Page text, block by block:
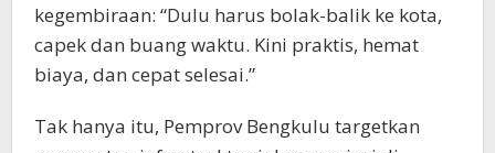
kegembiraan: “Dulu harus bolak-balik ke kota,
capek dan buang waktu. Kini praktis, hemat
biaya, dan cepat selesai.”
Tak hanya itu, Pemprov Bengkulu targetkan